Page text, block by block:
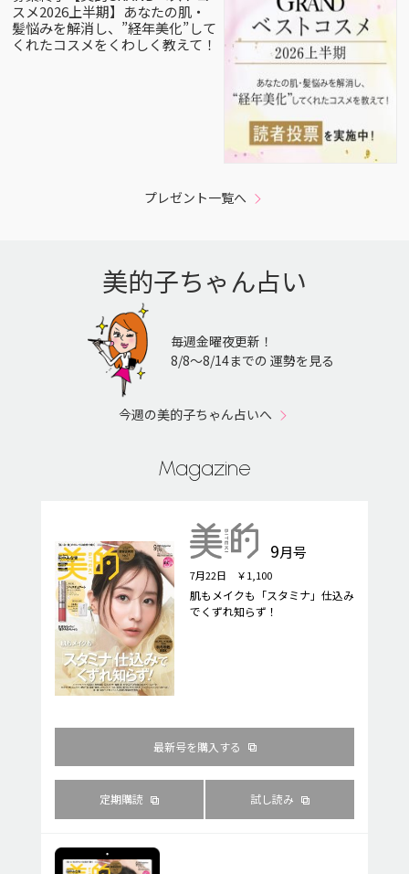
スメ2026上半期】あなたの肌・
髪悩みを解消し、”経年美化”して
くれたコスメをくわしく教えて！
プレゼント一覧へ
美的子ちゃん占い
毎週金曜夜更新！
8/8〜8/14までの 運勢を見る
今週の美的子ちゃん占いへ
Magazine
9月号
7月22日 ￥1,100
肌もメイクも「スタミナ」仕込み
でくずれ知らず！
最新号を購入する
定期購読 試し読み